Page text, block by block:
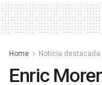
Home Noticia destacada
Enric